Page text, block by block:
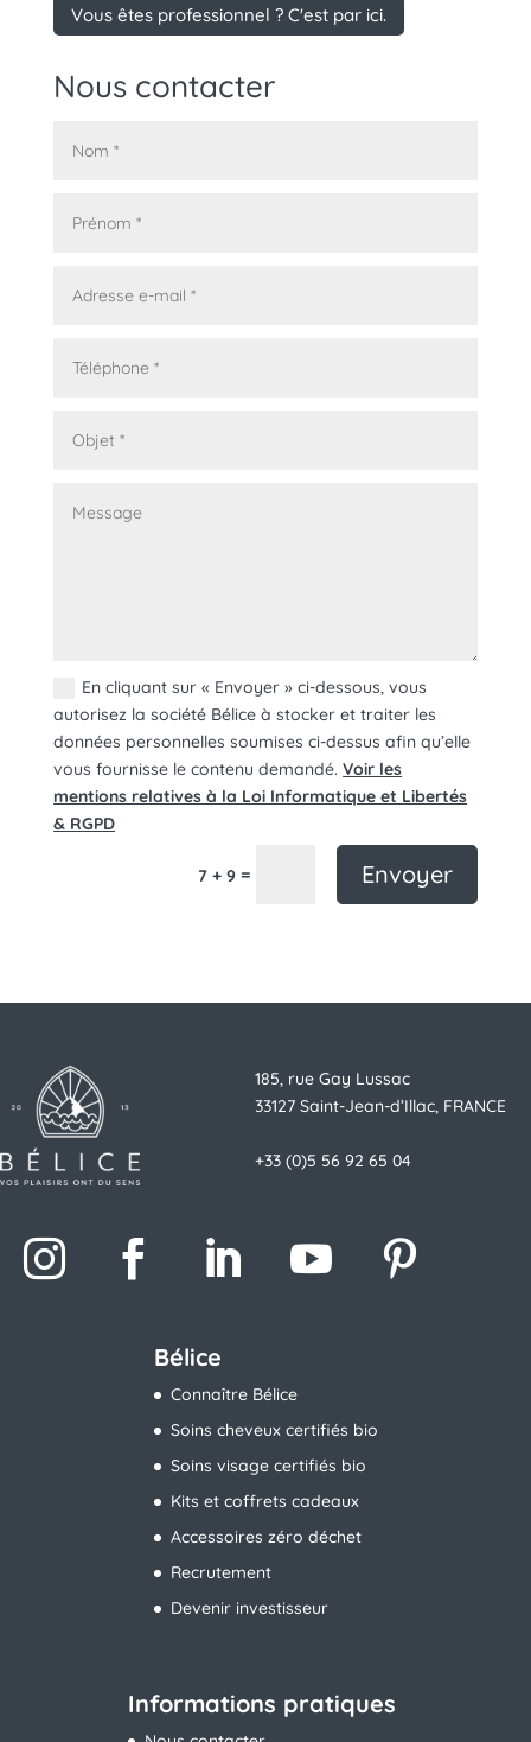
Vous êtes professionnel ? C'est par ici.
Nous contacter
En cliquant sur « Envoyer » ci-dessous, vous
autorisez la société Bélice à stocker et traiter les
données personnelles soumises ci-dessus afin qu’elle
vous fournisse le contenu demandé.Voir les
mentions relatives à la Loi Informatique et Libertés
& RGPD
7 + 9 = Envoyer
185, rue Gay Lussac
33127 Saint-Jean-d’Illac, FRANCE
+33 (0)5 56 92 65 04
Bélice
Connaître Bélice
Soins cheveux certifiés bio
Soins visage certifiés bio
Kits et coffrets cadeaux
Accessoires zéro déchet
Recrutement
Devenir investisseur
Informations pratiques